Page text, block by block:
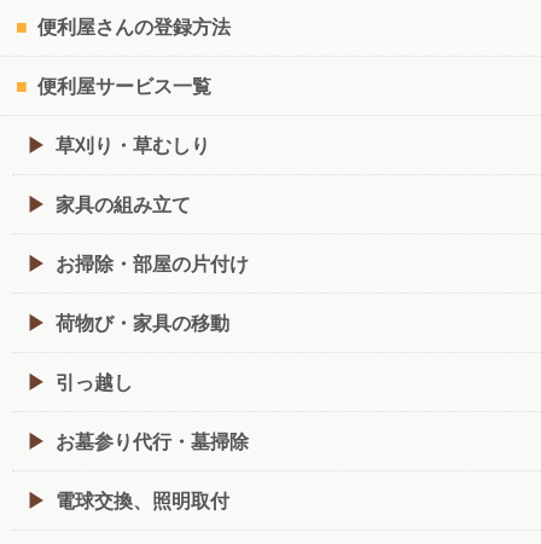
便利屋さんの登録方法
便利屋サービス一覧
草刈り・草むしり
家具の組み立て
お掃除・部屋の片付け
荷物び・家具の移動
引っ越し
お墓参り代行・墓掃除
電球交換、照明取付